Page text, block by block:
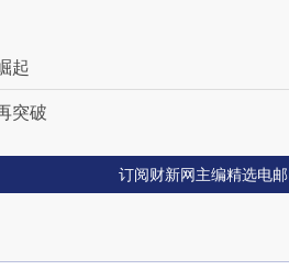
起
突破
订阅财新网主编精选电邮